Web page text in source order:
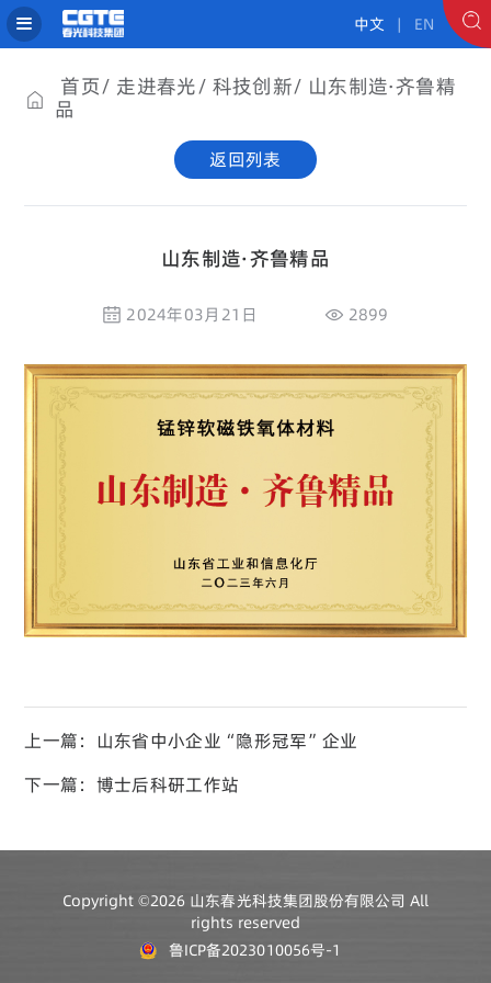
中文 | EN
首页 走进春光 科技创新
山东制造·齐鲁精
品
返回列表
山东制造·齐鲁精品
2024年03月21日 2899
上一篇：山东省中小企业“隐形冠军”企业
下一篇：博士后科研工作站
Copyright ©2026 山东春光科技集团股份有限公司 All
rights reserved
鲁ICP备2023010056号-1